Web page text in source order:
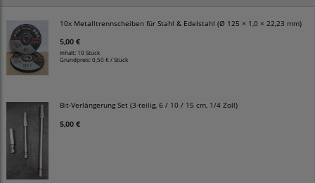
10x Metalltrennscheiben für Stahl & Edelstahl (Ø 125 × 1,0 × 22,23 mm)
5,00 €
Inhalt: 10 Stück
Grundpreis:0,50 € / Stück
Bit-Verlängerung Set (3-teilig, 6 / 10 / 15 cm, 1/4 Zoll)
5,00 €